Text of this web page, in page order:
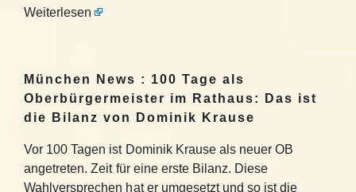
Weiterlesen
München News : 100 Tage als
Oberbürgermeister im Rathaus: Das ist
die Bilanz von Dominik Krause
Vor 100 Tagen ist Dominik Krause als neuer OB
angetreten. Zeit für eine erste Bilanz. Diese
Wahlversprechen hat er umgesetzt und so ist die